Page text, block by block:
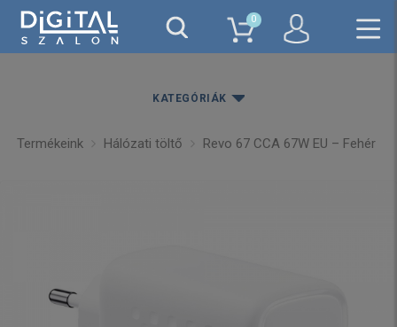
0
KATEGÓRIÁK
Termékeink Hálózati töltő Revo 67 CCA 67W EU – Fehér